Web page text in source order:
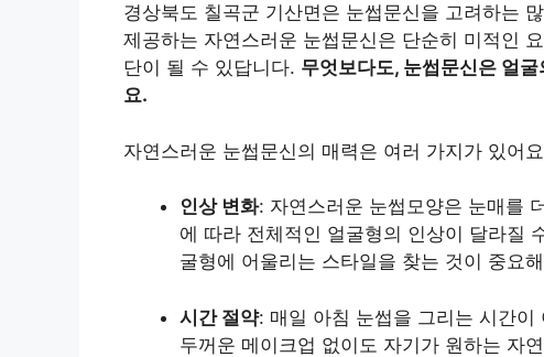
경상북도 칠곡군 기산면은 눈썹문신을 고려하는
제공하는 자연스러운 눈썹문신은 단순히 미적인
단이 될 수 있답니다. 무엇보다도, 눈썹문신은 얼
요.
자연스러운 눈썹문신의 매력은 여러 가지가 있어
인상 변화: 자연스러운 눈썹모양은 눈매를
에 따라 전체적인 얼굴형의 인상이 달라질
굴형에 어울리는 스타일을 찾는 것이 중요
시간 절약: 매일 아침 눈썹을 그리는 시간이
두꺼운 메이크업 없이도 자기가 원하는 자